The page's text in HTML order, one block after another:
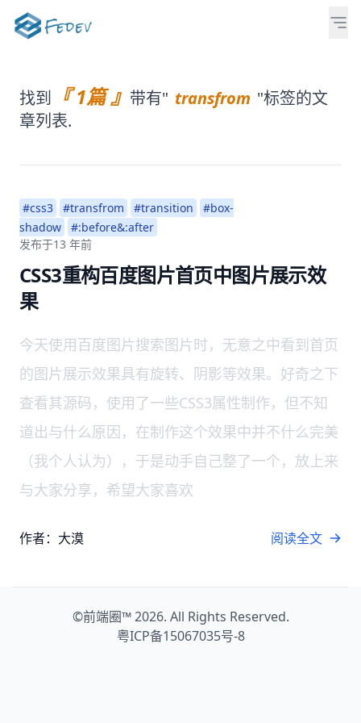
找到 『 1篇 』 带有" transfrom "标签的文
章列表.
#css3 #transfrom #transition
#box-
shadow
#:before&:after
发布于13 年前
CSS3重构百度图片首页中图片展示效
果
今天使用百度图片搜索图片时，无意之中看到首页
的图片展示效果具有旋转、阴影等效果。好奇之下
查看其源码，使用了一些CSS3属性制作，但不知
道出与什么原因，在制作这个效果中并不什么完美
（我个人认为），于是动手自己整了一个，放上来
与大家分享，希望大家喜欢
作者：大漠 阅读全文
©前端圈™2026. All Rights Reserved.
粤ICP备15067035号-8